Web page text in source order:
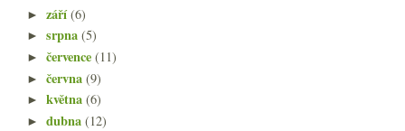
►září(6)
►srpna(5)
►července(11)
►června(9)
►května(6)
►dubna(12)